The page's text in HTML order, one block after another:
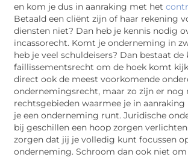
en kom je dus in aanraking met het
Betaald een cliënt zijn of haar rekening
diensten niet? Dan heb je kennis nodig
incassorecht. Komt je onderneming in
heb je veel schuldeisers? Dan bestaat de
faillissementsrecht om de hoek komt
direct ook de meest voorkomende
ondernemingsrecht, maar zo zijn er nog
rechtsgebieden waarmee je in
je een onderneming runt. Juridische
bij geschillen een hoop zorgen
zorgen dat jij je volledig kunt focussen
onderneming. Schroom dan ook niet